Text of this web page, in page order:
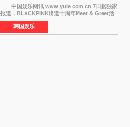
中国娱乐网讯 www yule com cn 7日据独家
报道，BLACKPINK出道十周年Meet & Greet活
动将由智秀、ROS&Eacute;、JENNIE出席，
LISA将缺席。 此前BLACKPINK所属社YG并
未为组合出道十周年做
韩国娱乐